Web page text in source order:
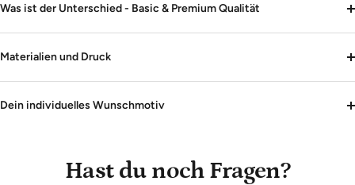
Was ist der Unterschied - Basic & Premium Qualität
Materialien und Druck
Dein individuelles Wunschmotiv
Hast du noch Fragen?